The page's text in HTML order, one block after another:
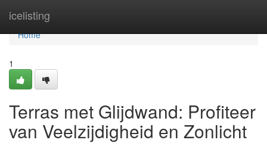
icelisting
Home
Home
1
Terras met Glijdwand: Profiteer
van Veelzijdigheid en Zonlicht